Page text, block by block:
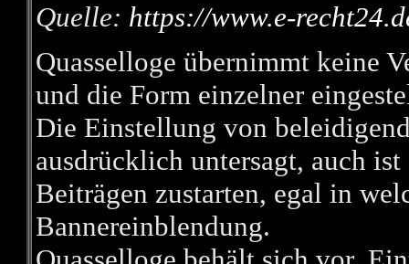
Quelle: https://www.e-
Quasselloge übernimmt keine
und die Form einzelner
Die Einstellung von
ausdrücklich untersagt, auch
Beiträgen zustarten, egal in
Bannereinblendung.